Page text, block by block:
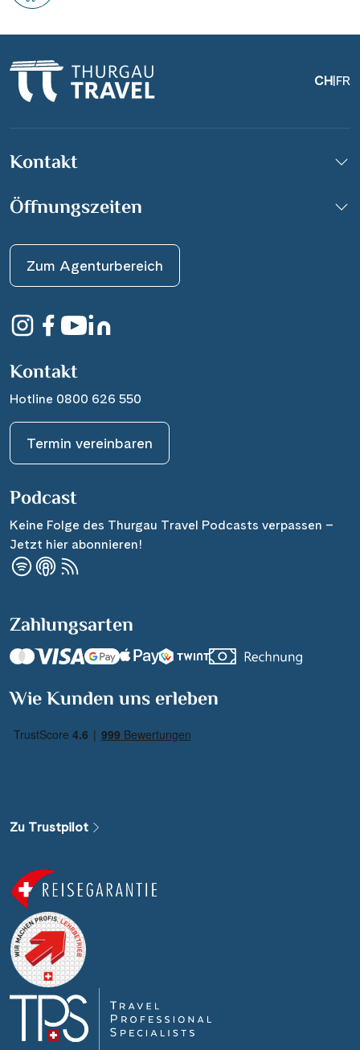
CH|FR
Kontakt
Öffnungszeiten
Zum Agenturbereich
Kontakt
Hotline 0800 626 550
Termin vereinbaren
Podcast
Keine Folge des Thurgau Travel Podcasts verpassen –
Jetzt hier abonnieren!
Zahlungsarten
Wie Kunden uns erleben
Zu Trustpilot